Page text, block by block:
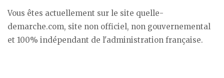
Vous êtes actuellement sur le site quelle-
demarche.com, site non officiel, non gouvernemental
et 100% indépendant de l'administration française.